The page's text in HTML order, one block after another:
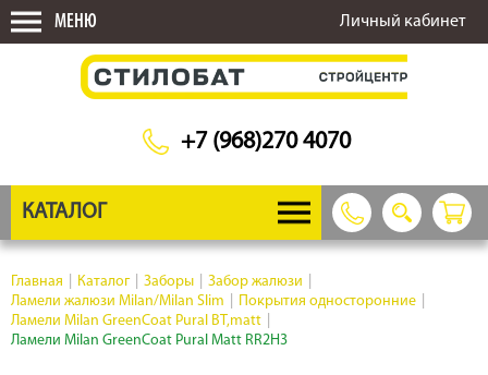
МЕНЮ Личный кабинет
+7 (968)270 4070
КАТАЛОГ
Главная Каталог Заборы Забор жалюзи
Ламели жалюзи Milan/Milan Slim
Покрытия односторонние
Ламели Milan GreenCoat Pural BT,matt
Ламели Milan GreenCoat Pural Matt RR2H3